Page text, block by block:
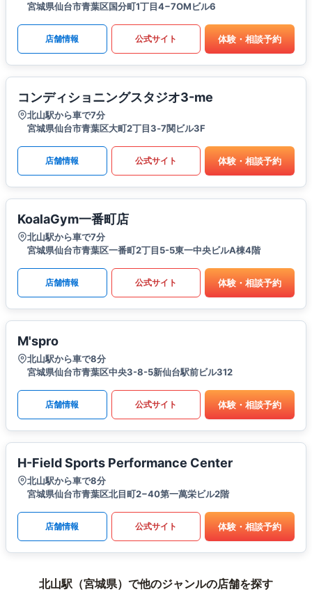
宮城県仙台市青葉区国分町1丁目4−7OMビル6
店舗情報 公式サイト 体験・相談予約
コンディショニングスタジオ3-me
北山駅から車で7分
​宮城県仙台市青葉区大町2丁目3‐7関ビル3F
店舗情報 公式サイト 体験・相談予約
KoalaGym一番町店
北山駅から車で7分
宮城県仙台市青葉区一番町2丁目5-5東一中央ビルA棟4階
店舗情報 公式サイト 体験・相談予約
M'spro
北山駅から車で8分
宮城県仙台市青葉区中央3-8-5新仙台駅前ビル312
店舗情報 公式サイト 体験・相談予約
H-Field Sports Performance Center
北山駅から車で8分
宮城県仙台市青葉区北目町2−40第一萬栄ビル2階
店舗情報 公式サイト 体験・相談予約
北山駅（宮城県）で他のジャンルの店舗を探す